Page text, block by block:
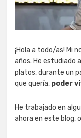
¡Hola a todo/as! Mi
años. He estudiado
platos, durante un
que quería, poder
He trabajado en
ahora en este blog,